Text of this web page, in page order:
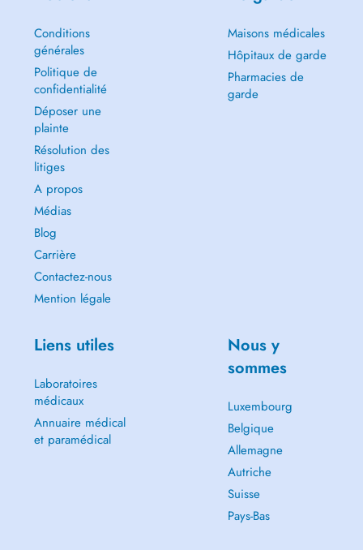
Conditions
générales
Politique de
confidentialité
Déposer une
plainte
Résolution des
litiges
A propos
Médias
Blog
Carrière
Contactez-nous
Mention légale
Maisons médicales
Hôpitaux de garde
Pharmacies de
garde
Liens utiles
Laboratoires
médicaux
Annuaire médical
et paramédical
Nous y
sommes
Luxembourg
Belgique
Allemagne
Autriche
Suisse
Pays-Bas